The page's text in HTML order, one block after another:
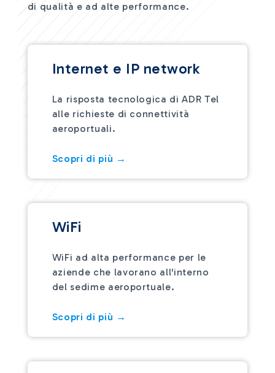
di qualità e ad alte performance.
Internet e IP network
La risposta tecnologica di ADR Tel
alle richieste di connettività
aeroportuali.
Scopri di più →
WiFi
WiFi ad alta performance per le
aziende che lavorano all'interno
del sedime aeroportuale.
Scopri di più →